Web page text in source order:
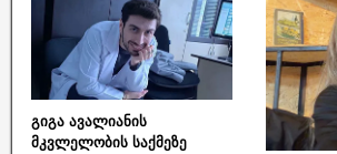
გიგა ავალიანის
მკვლელობის საქმეზე